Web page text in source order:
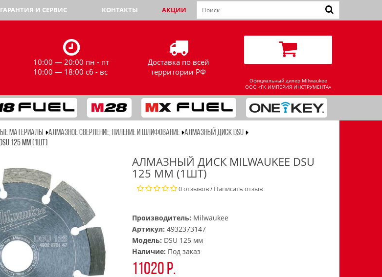
ГАРАНТИЯ И СЕРВИС КОНТАКТЫ АКЦИИ
10:00 — 20:00 пн - пт
10:00 — 18:00 сб - вс
Доставка по всей
территории РФ
Официальный дилер Milwaukee
ООО «ГК ИМПЕРИЯ ИНСТРУМЕНТА»
МАТЕРИАЛЫ АЛМАЗНОЕ СВЕРЛЕНИЕ, ПИЛЕНИЕ И ШЛИФОВАНИЕ АЛМАЗНЫЙ ДИСК DSU
125 ММ (1ШТ)
АЛМАЗНЫЙ ДИСК MILWAUKEE DSU
125 ММ (1ШТ)
0 отзывов/ Написать отзыв
Производитель: Milwaukee
Артикул:4932373147
Модель: DSU 125 мм
Наличие: Под заказ
11020 р.